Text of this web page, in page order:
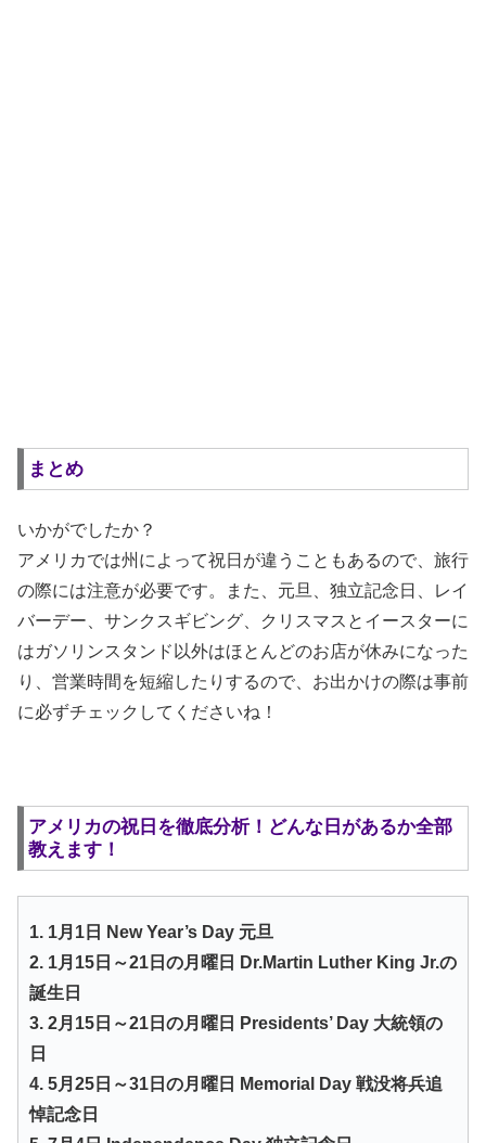
まとめ
いかがでしたか？
アメリカでは州によって祝日が違うこともあるので、旅行
の際には注意が必要です。また、元旦、独立記念日、レイ
バーデー、サンクスギビング、クリスマスとイースターに
はガソリンスタンド以外はほとんどのお店が休みになった
り、営業時間を短縮したりするので、お出かけの際は事前
に必ずチェックしてくださいね！
アメリカの祝日を徹底分析！どんな日があるか全部
教えます！
1. 1月1日 New Year’s Day 元旦
2. 1月15日～21日の月曜日 Dr.Martin Luther King Jr.の
誕生日
3. 2月15日～21日の月曜日 Presidents’ Day 大統領の
日
4. 5月25日～31日の月曜日 Memorial Day 戦没将兵追
悼記念日